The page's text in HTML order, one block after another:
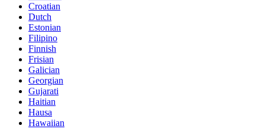
Croatian
Dutch
Estonian
Filipino
Finnish
Frisian
Galician
Georgian
Gujarati
Haitian
Hausa
Hawaiian